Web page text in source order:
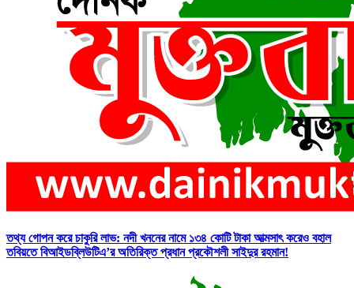
তথ্য গোপন করে চাকুরি লাভ: নদী খননের নামে ১৩৪ কোটি টাকা আত্মসাৎ করেও বহাল
তবিয়তে বিআইডব্লিউটিএ’র অতিরিক্ত প্রধান প্রকৌশলী সাইদুর রহমান!